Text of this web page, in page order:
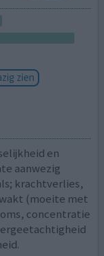
zien
en
aanwezig
krachtverlies,
(moeite met
concentratie